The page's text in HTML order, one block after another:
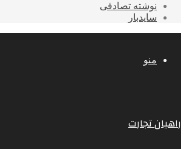
نوشته تصادفی
سایدبار
منو
راهیان تجارت